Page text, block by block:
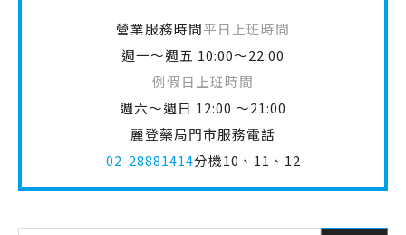
營業服務時間平日上班時間
週一～週五 10:00～22:00
例假日上班時間
週六～週日 12:00 ～21:00
麗登藥局門市服務電話
02-28881414分機10、11、12